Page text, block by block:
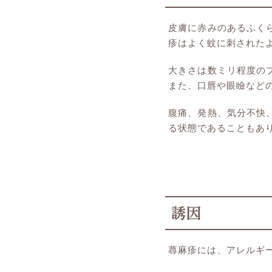
皮膚に赤みのあるふく
疹はよく蚊に刺された
大きさは数ミリ程度の
また、口唇や眼瞼など
腹痛、発熱、気分不快
る状態であることもあ
誘因
蕁麻疹には、アレルギ